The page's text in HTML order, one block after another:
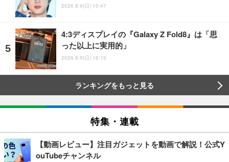
2026.8.9(日) 10:47
4:3ディスプレイの『Galaxy Z Fold8』は「思
った以上に実用的」
2026.8.9(日) 16:19
ランキングをもっと見る
特集・連載
【動画レビュー】注目ガジェットを動画で解説！公式Y
ouTubeチャンネル